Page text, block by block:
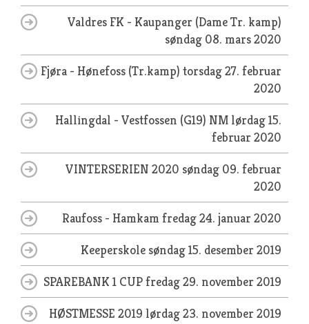
Valdres FK - Kaupanger (Dame Tr. kamp)
søndag 08. mars 2020
Fjøra - Hønefoss (Tr.kamp) torsdag 27. februar
2020
Hallingdal - Vestfossen (G19) NM lørdag 15.
februar 2020
VINTERSERIEN 2020 søndag 09. februar
2020
Raufoss - Hamkam fredag 24. januar 2020
Keeperskolesøndag 15. desember 2019
SPAREBANK 1 CUPfredag 29. november 2019
HØSTMESSE 2019 lørdag 23. november 2019